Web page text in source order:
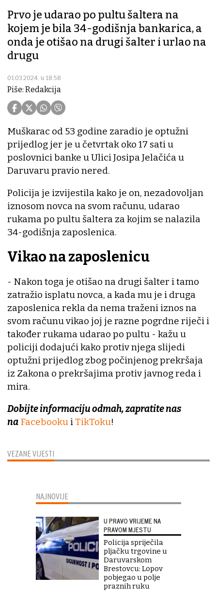
Prvo je udarao po pultu šaltera na
kojem je bila 34-godišnja bankarica, a
onda je otišao na drugi šalter i urlao na
drugu
01.03.2024. u 18:58
Piše: Redakcija
VEZANE VIJESTI
Muškarac od 53 godine zaradio je optužni
prijedlog jer je u četvrtak oko 17 sati u
poslovnici banke u Ulici Josipa Jelačića u
Daruvaru pravio nered.
Policija je izvijestila kako je on, nezadovoljan
iznosom novca na svom računu, udarao
rukama po pultu šaltera za kojim se nalazila
34-godišnja zaposlenica.
Vikao na zaposlenicu
- Nakon toga je otišao na drugi šalter i tamo
zatražio isplatu novca, a kada mu je i druga
zaposlenica rekla da nema traženi iznos na
svom računu vikao joj je razne pogrdne riječi i
također rukama udarao po pultu - kažu u
policiji dodajući kako protiv njega slijedi
optužni prijedlog zbog počinjenog prekršaja
iz Zakona o prekršajima protiv javnog reda i
mira.
Dobijte informaciju odmah, zapratite nas
na FacebookuiTikToku!
NAJNOVIJE
U PRAVO VRIJEME NA
PRAVOM MJESTU
Policija spriječila
pljačku trgovine u
Daruvarskom
Brestovcu: Lopov
pobjegao u polje
praznih ruku